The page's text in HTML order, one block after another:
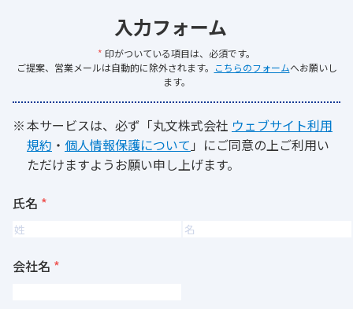
入力フォーム
* 印がついている項目は、必須です。
ご提案、営業メールは自動的に除外されます。 こちらのフォームへお願いし
ます。
本サービスは、必ず「丸文株式会社 ウェブサイト利用
規約 ・ 個人情報保護について 」にご同意の上ご利用い
ただけますようお願い申し上げます。
氏名
会社名